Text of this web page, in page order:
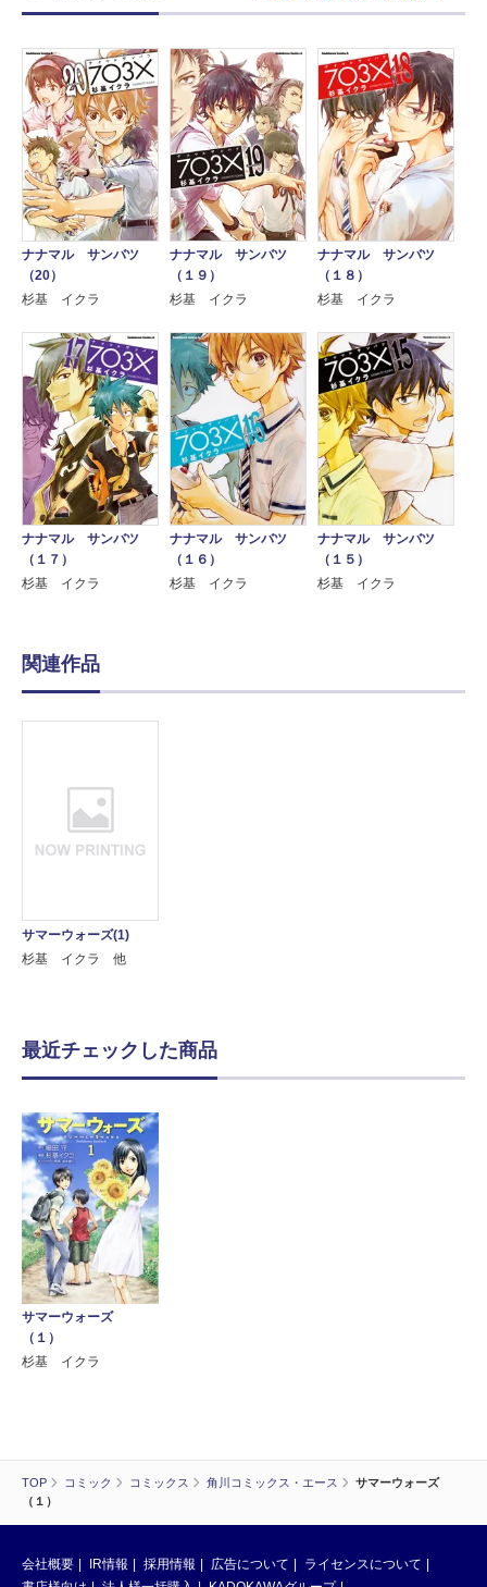
TOP コミック コミックス 角川コミックス・エース
サマーウォーズ
（１）
ナナマル サンバツ
（20）
杉基 イクラ
ナナマル サンバツ
（１９）
杉基 イクラ
ナナマル サンバツ
（１８）
杉基 イクラ
ナナマル サンバツ
（１７）
杉基 イクラ
ナナマル サンバツ
（１６）
杉基 イクラ
ナナマル サンバツ
（１５）
杉基 イクラ
関連作品
サマーウォーズ(1)
杉基 イクラ 他
最近チェックした商品
サマーウォーズ
（１）
杉基 イクラ
会社概要 IR情報 採用情報 広告について
ライセンスについて